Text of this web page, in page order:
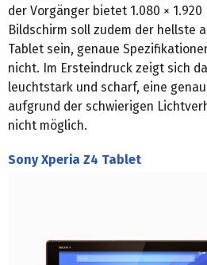
der Vorgänger bietet 1.080 ×
Bildschirm soll zudem der hellste
Tablet sein, genaue
nicht. Im Ersteindruck zeigt sich
leuchtstark und scharf, eine
aufgrund der schwierigen
nicht möglich.
Sony Xperia Z4 Tablet